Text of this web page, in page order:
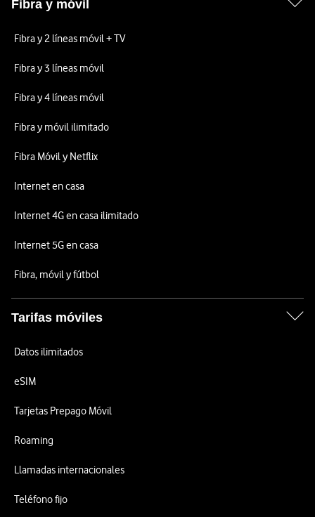
Fibra y móvil
Fibra y 2 líneas móvil + TV
Fibra y 3 líneas móvil
Fibra y 4 líneas móvil
Fibra y móvil ilimitado
Fibra Móvil y Netflix
Internet en casa
Internet 4G en casa ilimitado
Internet 5G en casa
Fibra, móvil y fútbol
Tarifas móviles
Datos ilimitados
eSIM
Tarjetas Prepago Móvil
Roaming
Llamadas internacionales
Teléfono fijo